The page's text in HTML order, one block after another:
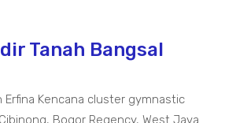
Tanah Bangsal
Erfina Kencana cluster gymnastic
Bogor Regency, West Java